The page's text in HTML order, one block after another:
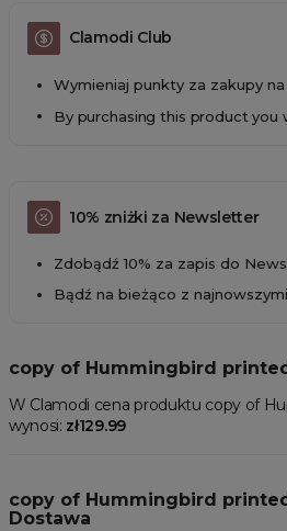
Clamodi Club
Wymieniaj punkty za zakupy
By purchasing this product you
10% zniżki za Newsletter
Zdobądź 10% za zapis do
Bądź na bieżąco z
copy of Hummingbird
W Clamodi cena produktu copy of
wynosi: zł129.99
copy of Hummingbird
Dostawa